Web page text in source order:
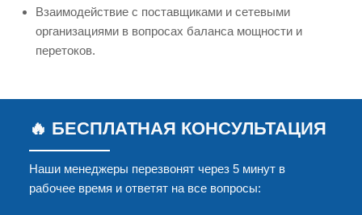
Взаимодействие с поставщиками и сетевыми
организациями в вопросах баланса мощности и
перетоков.
🔥 БЕСПЛАТНАЯ КОНСУЛЬТАЦИЯ
Наши менеджеры перезвонят через 5 минут в
рабочее время и ответят на все вопросы: